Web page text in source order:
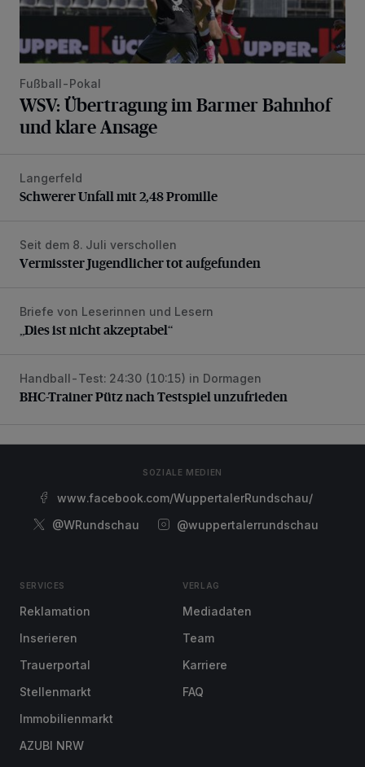
Fußball-Pokal
WSV: Übertragung im Barmer Bahnhof
und klare Ansage
Schwerer Unfall mit 2,48 Promille
Langerfeld
Schwerer Unfall mit 2,48 Promille
Vermisster Jugendlicher tot aufgefunden
Seit dem 8. Juli verschollen
Vermisster Jugendlicher tot aufgefunden
„Dies ist nicht akzeptabel“
Briefe von Leserinnen und Lesern
„Dies ist nicht akzeptabel“
BHC-Trainer Pütz nach Testspiel unzufrieden
Handball-Test: 24:30 (10:15) in Dormagen
BHC-Trainer Pütz nach Testspiel unzufrieden
SOZIALE MEDIEN
www.facebook.com/WuppertalerRundschau/
@WRundschau
@wuppertalerrundschau
SERVICES
Reklamation
Inserieren
Trauerportal
Stellenmarkt
Immobilienmarkt
AZUBI NRW
VERLAG
Mediadaten
Team
Karriere
FAQ